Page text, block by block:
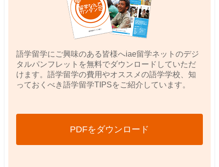
語学留学にご興味のある皆様へiae留学ネットのデジ
タルパンフレットを無料でダウンロードしていただ
けます。語学留学の費用やオススメの語学学校、知
っておくべき語学留学TIPSをご紹介しています。
PDFをダウンロード